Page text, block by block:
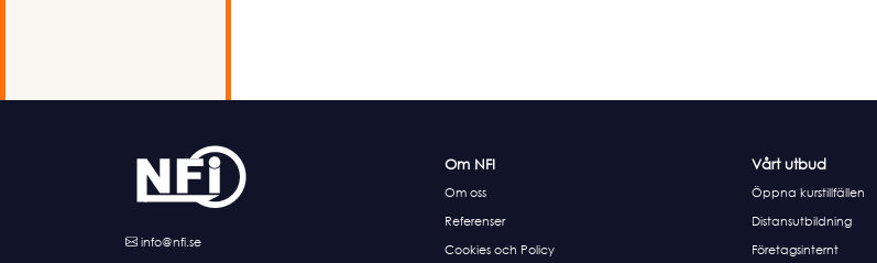
info@nfi.se
Om NFI
Om oss
Referenser
Cookies och Policy
Vårt utbud
Öppna kurstillfällen
Distansutbildning
Företagsinternt